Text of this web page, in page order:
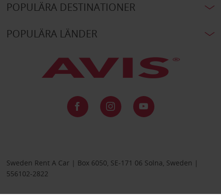
POPULÄRA DESTINATIONER
POPULÄRA LÄNDER
Sweden Rent A Car | Box 6050, SE-171 06 Solna, Sweden |
556102-2822